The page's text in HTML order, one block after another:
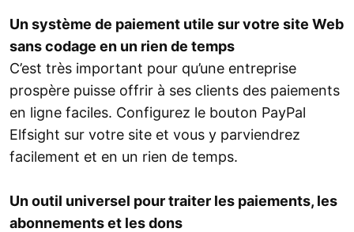
Un système de paiement utile sur votre site Web
sans codage en un rien de temps
C’est très important pour qu’une entreprise
prospère puisse offrir à ses clients des paiements
en ligne faciles. Configurez le bouton PayPal
Elfsight sur votre site et vous y parviendrez
facilement et en un rien de temps.
Un outil universel pour traiter les paiements, les
abonnements et les dons